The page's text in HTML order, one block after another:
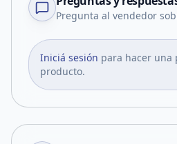
Pregunta al vendedor
Iniciá sesión para hacer una
producto.